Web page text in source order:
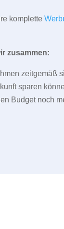
komplette
zusammen:
zeitgemäß
sparen
Budget noch